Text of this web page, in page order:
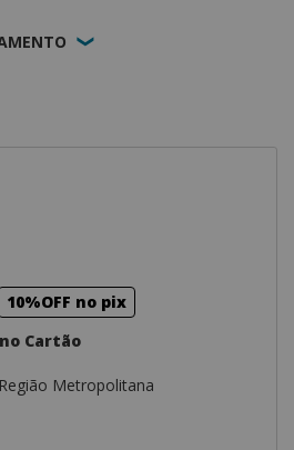
10%OFF no pix
Cartão
Região Metropolitana